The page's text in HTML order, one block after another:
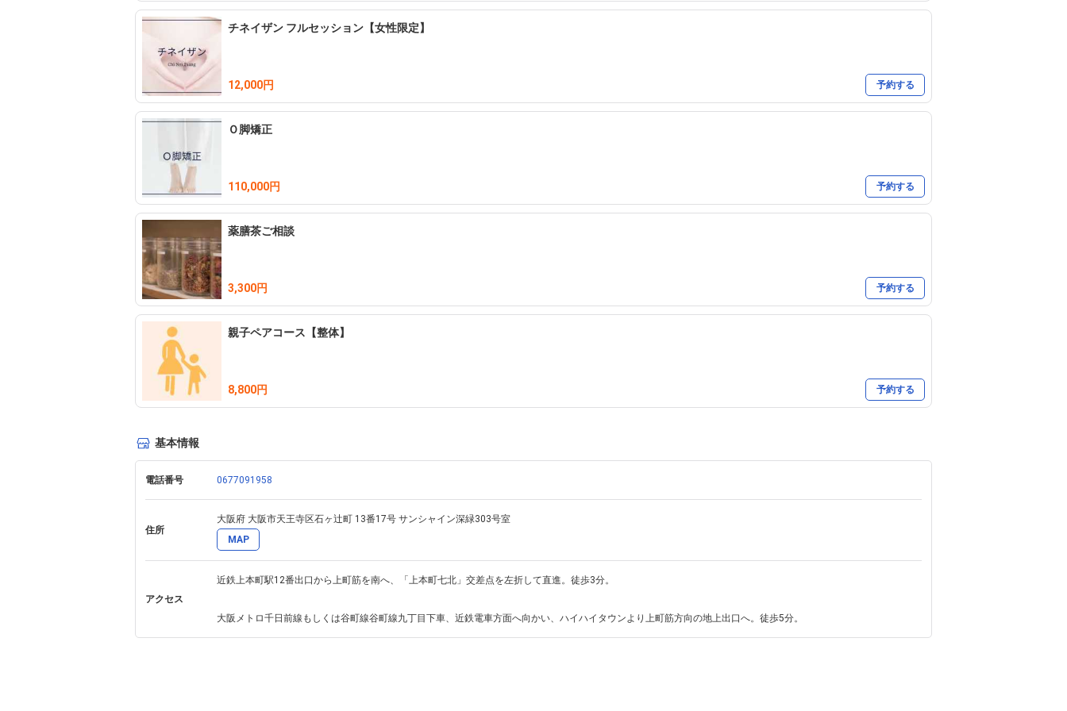
チネイザン フルセッション【女性限定】
12,000円 予約する
Ｏ脚矯正
110,000円 予約する
薬膳茶ご相談
3,300円 予約する
親子ペアコース【整体】
8,800円 予約する
基本情報
電話番号 0677091958
住所
大阪府 大阪市天王寺区石ヶ辻町 13番17号 サンシャイン深緑303号室
MAP
アクセス
近鉄上本町駅12番出口から上町筋を南へ、「上本町七北」交差点を左折して直進。徒歩3分。
大阪メトロ千日前線もしくは谷町線谷町線九丁目下車、近鉄電車方面へ向かい、ハイハイタウンより上町筋方向の地上出口へ。徒歩5分。